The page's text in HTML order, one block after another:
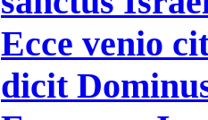
Ecce venio
dicit